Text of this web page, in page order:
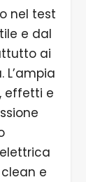
nel test
e dal
ai
effetti e
e